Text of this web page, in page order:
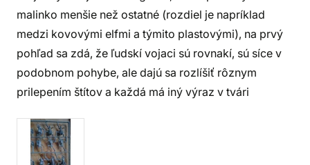
malinko menšie než ostatné (rozdiel je napríklad
medzi kovovými elfmi a týmito plastovými), na prvý
pohľad sa zdá, že ľudskí vojaci sú rovnakí, sú síce v
podobnom pohybe, ale dajú sa rozlíšiť rôznym
prilepením štítov a každá má iný výraz v tvári